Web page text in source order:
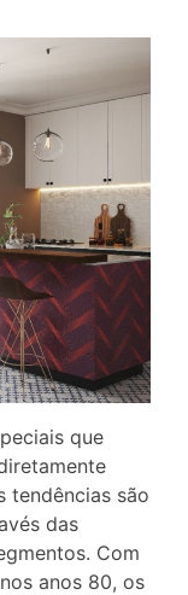
que
tendências são
das
Com
anos 80, os